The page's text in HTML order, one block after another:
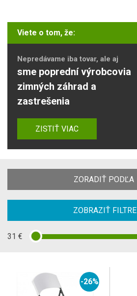
Viete o tom, že:
Nepredávame iba tovar, ale aj
sme poprední výrobcovia
zimných záhrad a
zastrešenia
ZISTIŤ VIAC
ZORADIŤ PODĽA
ZOBRAZIŤ FILTRE
31 €
-26%